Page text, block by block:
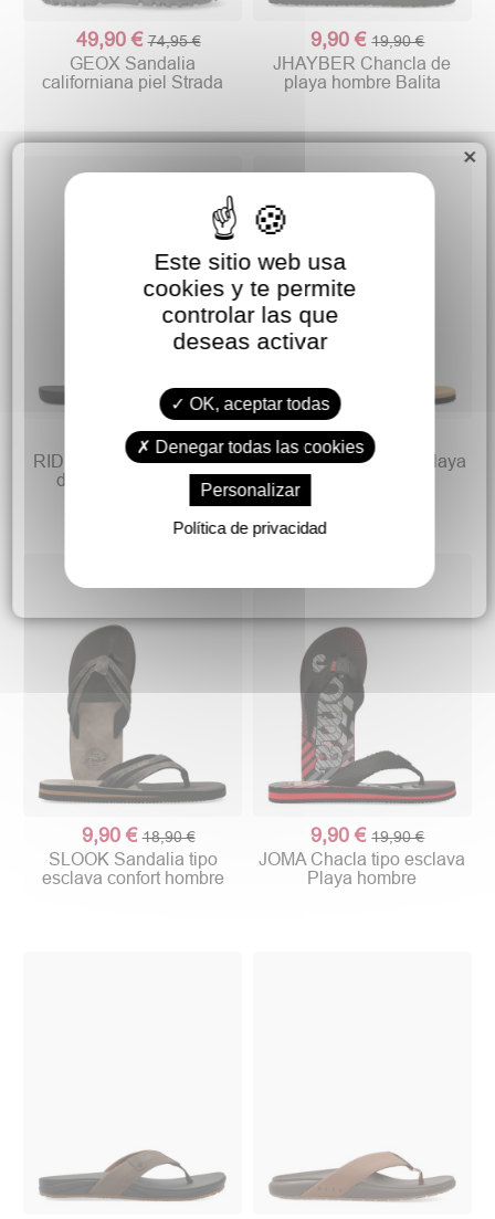
49,90 € 74,95 €
GEOX Sandalia
californiana piel Strada
9,90 € 19,90 €
JHAYBER Chancla de
playa hombre Balita
12,90 € 15,95 €
RIDER Chancla de playa
dedo negra hombre
9,90 € 18,90 €
SLOOK Sandalia de playa
confort hombre
9,90 € 18,90 €
SLOOK Sandalia tipo
esclava confort hombre
9,90 € 19,90 €
JOMA Chacla tipo esclava
Playa hombre
×
Este sitio web usa
cookies y te permite
controlar las que
deseas activar
OK, aceptar todas
Denegar todas las cookies
Personalizar
Política de privacidad